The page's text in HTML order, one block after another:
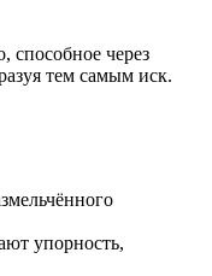
через
тем самым иск.
упорность,